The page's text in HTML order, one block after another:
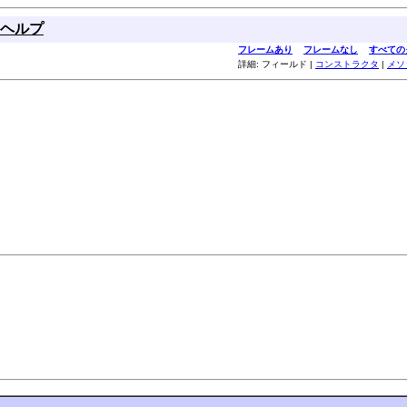
ヘルプ
フレームあり フレームなし
すべての
詳細: フィールド | コンストラクタ | メ